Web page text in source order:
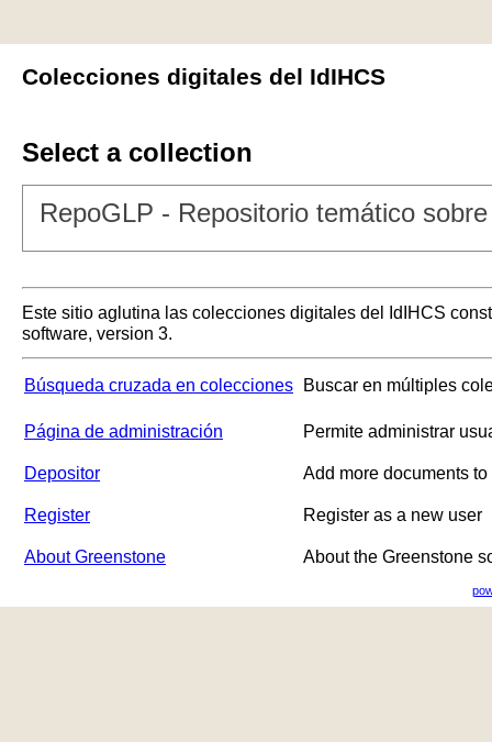
Colecciones digitales del IdIHCS
Select a collection
RepoGLP - Repositorio temático
Este sitio aglutina las colecciones digitales del IdIHCS
software, version 3.
Búsqueda cruzada en colecciones Buscar en múltiples
Página de administración Permite administrar
Depositor Add more documents
Register Register as a new user
About Greenstone About the Greenstone